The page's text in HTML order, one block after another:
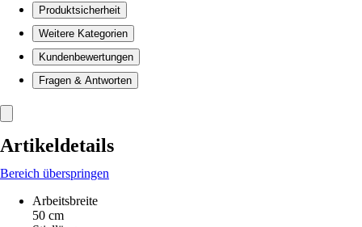
Produktsicherheit
Weitere Kategorien
Kundenbewertungen
Fragen & Antworten
Artikeldetails
Bereich überspringen
Arbeitsbreite
50 cm